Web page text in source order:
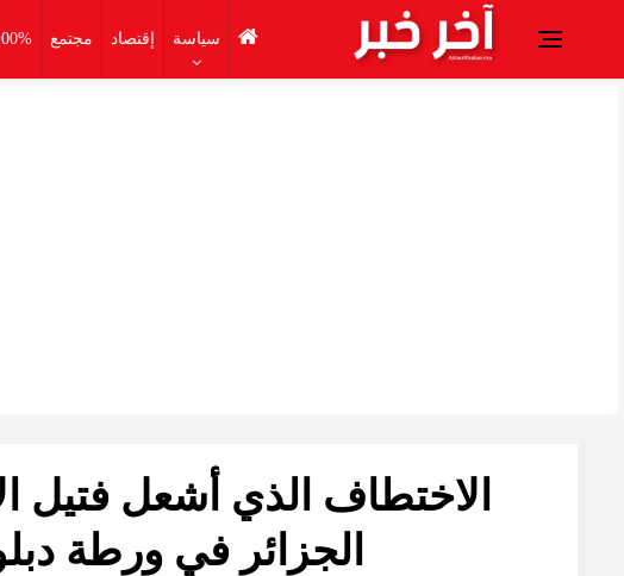
سياسة إقتصاد مجتمع 100%
الاختطاف الذي أشعل فتيل
الجزائر في ورطة